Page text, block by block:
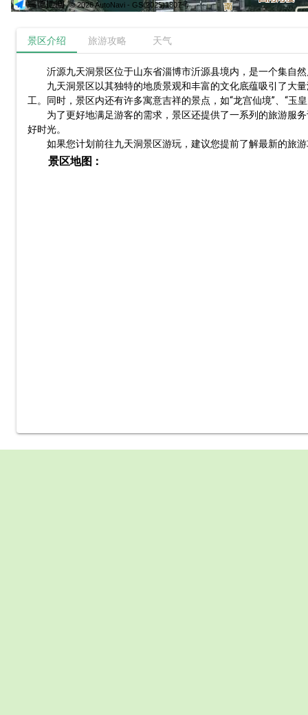
© 2026 AutoNavi - GS(2025)1807号
景区介绍 旅游攻略 天气
沂源九天洞景区位于山东省淄博市沂源县境内，是一个集自
九天洞景区以其独特的地质景观和丰富的文化底蕴吸引了大
工。同时，景区内还有许多寓意吉祥的景点，如“龙宫仙境”、“
为了更好地满足游客的需求，景区还提供了一系列的旅游服
好时光。
如果您计划前往九天洞景区游玩，建议您提前了解最新的旅
景区地图：